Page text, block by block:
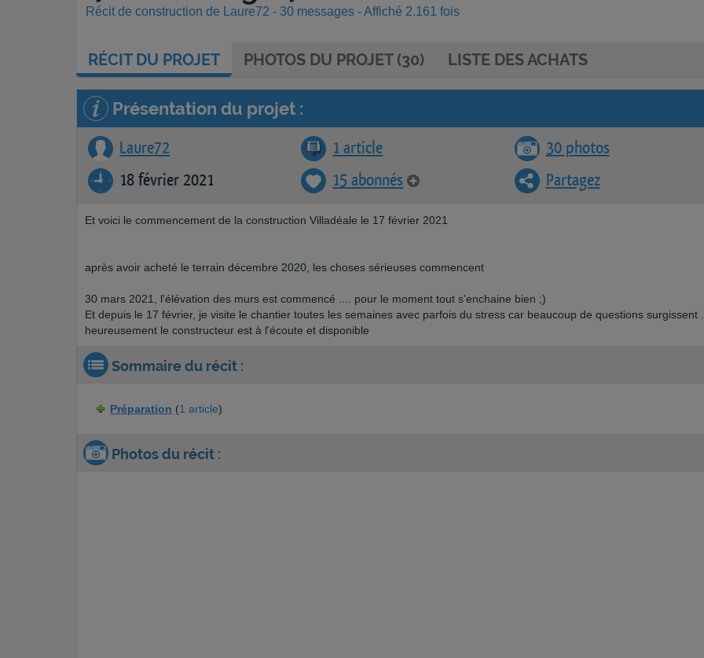
Récit de construction de Laure72 - 30 messages - Affiché 2.161 fois
RÉCITDU PROJET PHOTOS DU PROJET (30) LISTE DES ACHATS
Présentation du projet :
Laure72 1 article
30 photos
18 février 2021
15 abonnés Partagez
Et voici le commencement de la construction Villadéale le 17 février 2021
après avoir acheté le terrain décembre 2020, les choses sérieuses commencent
30 mars 2021, l'élévation des murs est commencé .... pour le moment tout s'enchaine bien ;)
Et depuis le 17 février, je visite le chantier toutes les semaines avec parfois du stress car beaucoup de questions surgissent
heureusement le constructeur est à l'écoute et disponible
Sommaire du récit :
Préparation (1 article)
Photos du récit :